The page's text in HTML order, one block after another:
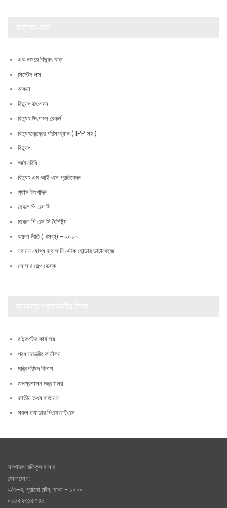
এক নজরে বিদ্যুৎ খাত
সিস্টেম লস
বকেয়া
বিদ্যুৎ উৎপাদন
বিদ্যুৎ উৎপাদন রেকর্ড
বিদ্যুৎকেন্দ্রের পরিসংখ্যান ( IPP সহ )
বিদ্যুৎ
আইনবিধি
বিদ্যুৎ এম আই এস প্রতিবেদন
গ্যাস উৎপাদন
মডেল পি এস সি
মডেল পি এস সি বৈশিষ্ট্য
কয়লা নীতি ( খসড়া) – ২০১০
নবায়ন যোগ্য জ্বালানি স্টেক হোল্ডার ডাটাবেইজ
সোলার হেল্প ডেস্ক
রাষ্ট্রপতির কার্যালয়
প্রধানমন্ত্রীর কার্যালয়
মন্ত্রিপরিষদ বিভাগ
জনপ্রশাসন মন্ত্রণালয়
জাতীয় তথ্য বাতায়ন
সকল ক্যাডার পিএমআইএস
সম্পাদক: রফিকুল বাসার
যোগাযোগ:
২/৩-এ, পূরানো পল্টন, থাকা – ১০০০
০১৫৫২৩১৫৭৪৫